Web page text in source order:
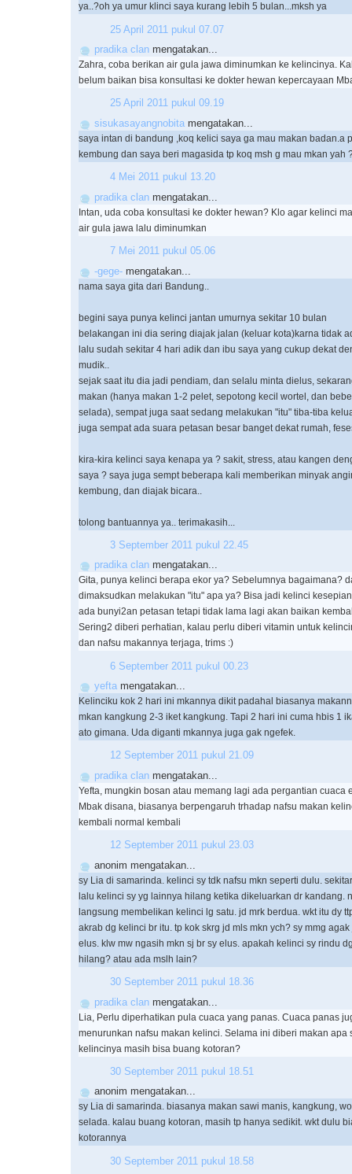
ya..?oh ya umur klinci saya kurang lebih 5 bulan...mksh ya
25 April 2011 pukul 07.07
pradika clan mengatakan...
Zahra, coba berikan air gula jawa diminumkan ke kelincinya.
belum baikan bisa konsultasi ke dokter hewan kepercayaan
25 April 2011 pukul 09.19
sisukasayangnobita mengatakan...
saya intan di bandung ,koq kelici saya ga mau makan badan.a
kembung dan saya beri magasida tp koq msh g mau mkan yah
4 Mei 2011 pukul 13.20
pradika clan mengatakan...
Intan, uda coba konsultasi ke dokter hewan? Klo agar kelinci
air gula jawa lalu diminumkan
7 Mei 2011 pukul 05.06
-gege- mengatakan...
nama saya gita dari Bandung..
begini saya punya kelinci jantan umurnya sekitar 10 bulan
belakangan ini dia sering diajak jalan (keluar kota)karna tidak
lalu sudah sekitar 4 hari adik dan ibu saya yang cukup dekat
mudik..
sejak saat itu dia jadi pendiam, dan selalu minta dielus,
makan (hanya makan 1-2 pelet, sepotong kecil wortel, dan
selada), sempat juga saat sedang melakukan "itu" tiba-tiba
juga sempat ada suara petasan besar banget dekat rumah,
kira-kira kelinci saya kenapa ya ? sakit, stress, atau kangen
saya ? saya juga sempt beberapa kali memberikan minyak
kembung, dan diajak bicara..
tolong bantuannya ya.. terimakasih...
3 September 2011 pukul 22.45
pradika clan mengatakan...
Gita, punya kelinci berapa ekor ya? Sebelumnya bagaimana?
dimaksudkan melakukan "itu" apa ya? Bisa jadi kelinci
ada bunyi2an petasan tetapi tidak lama lagi akan baikan
Sering2 diberi perhatian, kalau perlu diberi vitamin untuk
dan nafsu makannya terjaga, trims :)
6 September 2011 pukul 00.23
yefta mengatakan...
Kelinciku kok 2 hari ini mkannya dikit padahal biasanya
mkan kangkung 2-3 iket kangkung. Tapi 2 hari ini cuma hbis 1
ato gimana. Uda diganti mkannya juga gak ngefek.
12 September 2011 pukul 21.09
pradika clan mengatakan...
Yefta, mungkin bosan atau memang lagi ada pergantian cuaca
Mbak disana, biasanya berpengaruh trhadap nafsu makan
kembali normal kembali
12 September 2011 pukul 23.03
anonim mengatakan...
sy Lia di samarinda. kelinci sy tdk nafsu mkn seperti dulu.
lalu kelinci sy yg lainnya hilang ketika dikeluarkan dr kandang.
langsung membelikan kelinci lg satu. jd mrk berdua. wkt itu dy
akrab dg kelinci br itu. tp kok skrg jd mls mkn ych? sy mmg
elus. klw mw ngasih mkn sj br sy elus. apakah kelinci sy rindu
hilang? atau ada mslh lain?
30 September 2011 pukul 18.36
pradika clan mengatakan...
Lia, Perlu diperhatikan pula cuaca yang panas. Cuaca panas
menurunkan nafsu makan kelinci. Selama ini diberi makan apa
kelincinya masih bisa buang kotoran?
30 September 2011 pukul 18.51
anonim mengatakan...
sy Lia di samarinda. biasanya makan sawi manis, kangkung,
selada. kalau buang kotoran, masih tp hanya sedikit. wkt dulu
kotorannya
30 September 2011 pukul 18.58